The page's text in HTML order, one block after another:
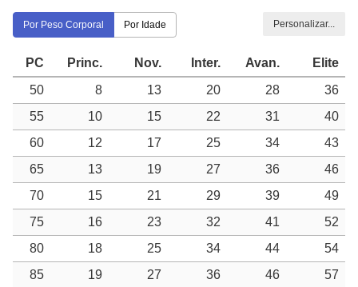
Por Peso Corporal Por Idade Personalizar...
PC Princ. Nov. Inter. Avan.
Elite
50
8 13 20 28
36
55
10 15 22 31
40
60
12 17 25 34
43
65
13 19 27 36
46
70
15 21 29 39
49
75
16 23 32 41
52
80
18 25 34 44
54
85
19 27 36 46
57